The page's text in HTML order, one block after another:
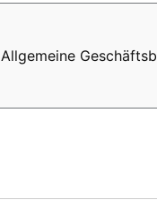
Allgemeine